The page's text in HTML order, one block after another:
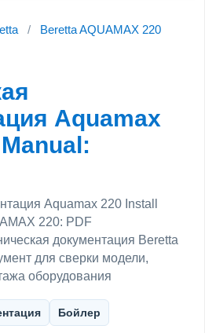
/ Beretta AQUAMAX 220
Aquamax
Aquamax 220 Install
220: PDF
документация Beretta
для сверки модели,
оборудования
Бойлер